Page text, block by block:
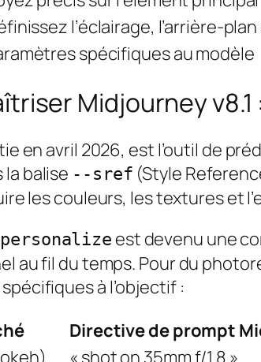
l’éclairage, l’arrière-
spécifiques au modèle
Midjourney
en avril 2026, est l’outil de
balise --sref (Style
les couleurs, les textures et
est devenu une
au fil du temps. Pour du
à l’objectif :
Directive de prompt
« shot on 35mm f/1.8 »